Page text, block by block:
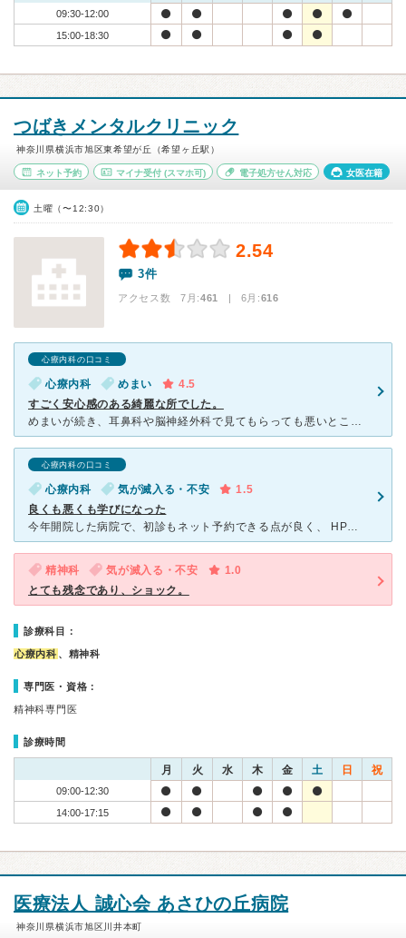
09:30-12:00
15:00-18:30
つばきメンタルクリニック
神奈川県横浜市旭区東希望が丘（希望ヶ丘駅）
ネット予約 マイナ受付(スマホ可) 電子処方せん対応 女医在籍
土曜（〜12:30）
2.54
3件
アクセス数 7月:461 | 6月:616
心療内科の口コミ
心療内科 めまい
4.5
すごく安心感のある綺麗な所でした。
めまいが続き、耳鼻科や脳神経外科で見てもらっても悪いところはなく、自律神経の問題だと判断し、受診。完全予約制なので待ち時間もなく、とても長いこと話を聞いてくださいました。そこで、プラセンタというものを
心療内科の口コミ
心療内科 気が滅入る・不安
1.5
良くも悪くも学びになった
今年開院した病院で、初診もネット予約できる点が良く、 HPを見て安心できる病院だと思い予約。 不手際で10分遅れてしまい、本日の診察はできないと受付の方に伝えられた。時間についての説明は事前にメー
精神科 気が滅入る・不安
1.0
とても残念であり、ショック。
診療科目：
心療内科 、精神科
専門医・資格：
精神科専門医
診療時間
月 火 水 木 金 土 日 祝
09:00-12:30
14:00-17:15
医療法人 誠心会 あさひの丘病院
神奈川県横浜市旭区川井本町